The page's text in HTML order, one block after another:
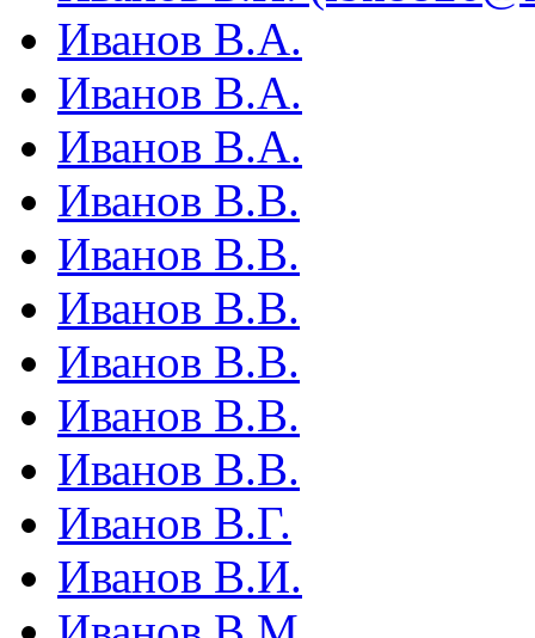
Иванов В.А.
Иванов В.А.
Иванов В.А.
Иванов В.В.
Иванов В.В.
Иванов В.В.
Иванов В.В.
Иванов В.В.
Иванов В.В.
Иванов В.Г.
Иванов В.И.